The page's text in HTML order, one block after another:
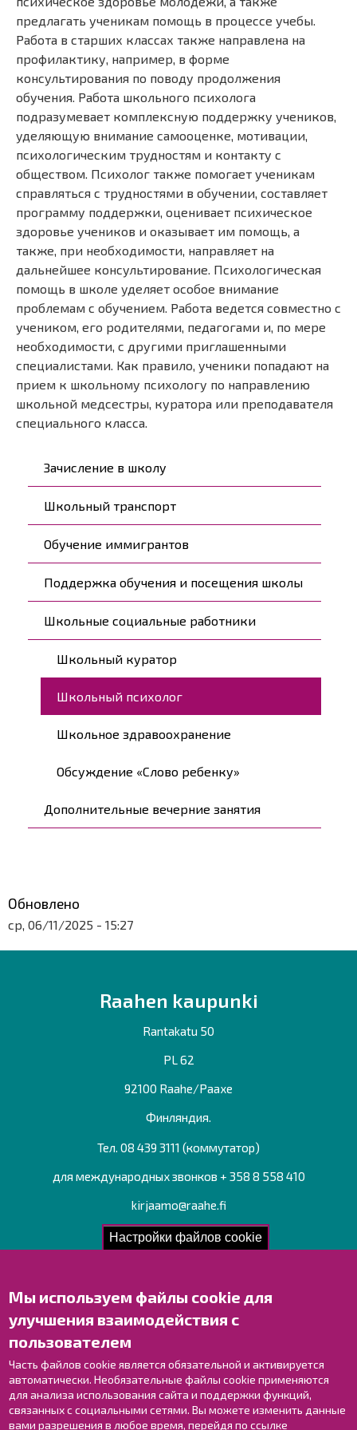
Настройки файлов cookie
Мы используем файлы cookie для
улучшения взаимодействия с
пользователем
Часть файлов cookie является обязательной и активируется
автоматически. Необязательные файлы cookie применяются
для анализа использования сайта и поддержки функций,
связанных с социальными сетями. Вы можете изменить данные
вами разрешения в любое время, перейдя по ссылке
Päävalikko
Зачисление в школу
Школьный транспорт
Обучение иммигрантов
Поддержка обучения и посещения школы
Школьные социальные работники
Школьный куратор
Школьный психолог
Школьное здравоохранение
Обсуждение «Слово ребенку»
Дополнительные вечерние занятия
предлагать ученикам помощь в процессе учебы.
Работа в старших классах также направлена на
профилактику, например, в форме
консультирования по поводу продолжения
обучения. Работа школьного психолога
подразумевает комплексную поддержку учеников,
уделяющую внимание самооценке, мотивации,
психологическим трудностям и контакту с
обществом. Психолог также помогает ученикам
справляться с трудностями в обучении, составляет
программу поддержки, оценивает психическое
здоровье учеников и оказывает им помощь, а
также, при необходимости, направляет на
дальнейшее консультирование. Психологическая
помощь в школе уделяет особое внимание
проблемам с обучением. Работа ведется совместно с
учеником, его родителями, педагогами и, по мере
необходимости, с другими приглашенными
специалистами. Как правило, ученики попадают на
прием к школьному психологу по направлению
школьной медсестры, куратора или преподавателя
специального класса.
Обновлено
ср, 06/11/2025 - 15:27
Raahen kaupunki
Rantakatu 50
PL 62
92100 Raahe/Раахе
Финляндия.
Тел. 08 439 3111 (коммутатор)
для международных звонков + 358 8 558 410
kirjaamo@raahe.fi
Рег. номер: 1791817-6
Свяжитесь с нами!
Оставьте отзыв
Контактные данные персонала
Карта с указателями
Раахе в Facebook